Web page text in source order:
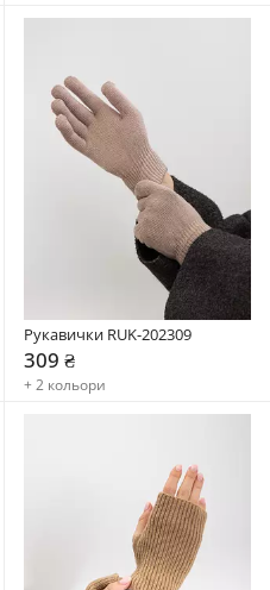
Рукавички RUK-202309
309 ₴
+ 2 кольори